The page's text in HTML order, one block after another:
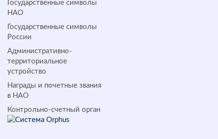
Государственные символы
НАО
Государственные символы
России
Административно-
территориальное
устройство
Награды и почетные звания
в НАО
Контрольно-счетный орган